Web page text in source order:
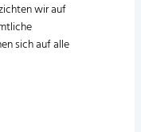
wir auf
sich auf alle